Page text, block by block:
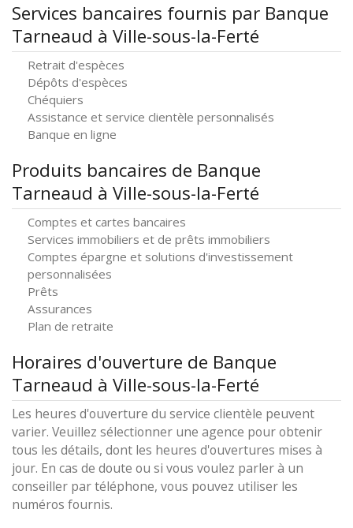
Services bancaires fournis par Banque
Tarneaud à Ville-sous-la-Ferté
Retrait d'espèces
Dépôts d'espèces
Chéquiers
Assistance et service clientèle personnalisés
Banque en ligne
Produits bancaires de Banque
Tarneaud à Ville-sous-la-Ferté
Comptes et cartes bancaires
Services immobiliers et de prêts immobiliers
Comptes épargne et solutions d'investissement
personnalisées
Prêts
Assurances
Plan de retraite
Horaires d'ouverture de Banque
Tarneaud à Ville-sous-la-Ferté
Les heures d'ouverture du service clientèle peuvent
varier. Veuillez sélectionner une agence pour obtenir
tous les détails, dont les heures d'ouvertures mises à
jour. En cas de doute ou si vous voulez parler à un
conseiller par téléphone, vous pouvez utiliser les
numéros fournis.